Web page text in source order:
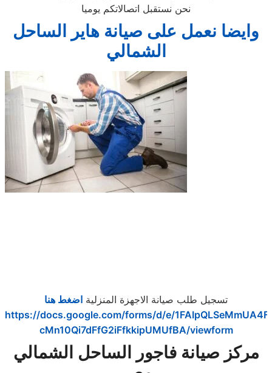
نحن نستقبل اتصالاتكم يوميا
وايضا نعمل على صيانة هاير الساحل
الشمالي
تسجيل طلب صيانة الاجهزة المنزلية اضغط هنا
https://docs.google.com/forms/d/e/
cMn10Qi7dFfG2iFfkkipUMUfBA/viewform
مركز صيانة فاجور الساحل الشمالي